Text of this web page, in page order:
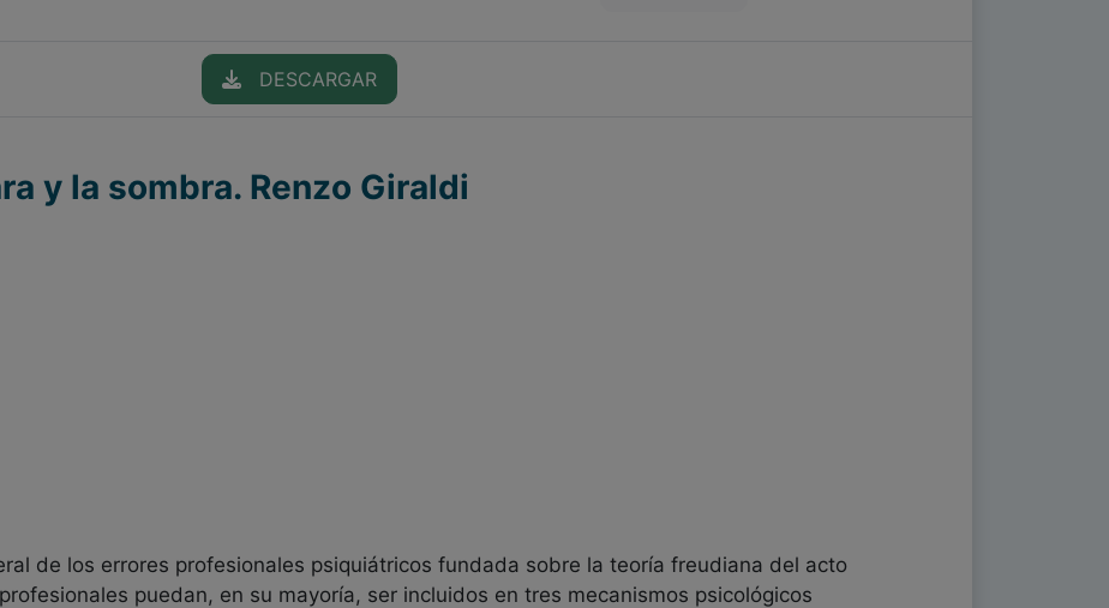
DESCARGAR
y la sombra. Renzo Giraldi
de los errores profesionales psiquiátricos fundada sobre la teoría freudiana del acto
puedan, en su mayoría, ser incluidos en tres mecanismos psicológicos